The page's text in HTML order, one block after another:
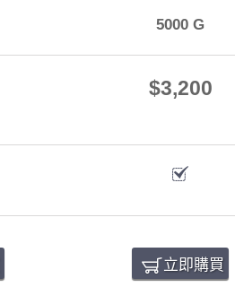
5000 G
$3,200
立即購買